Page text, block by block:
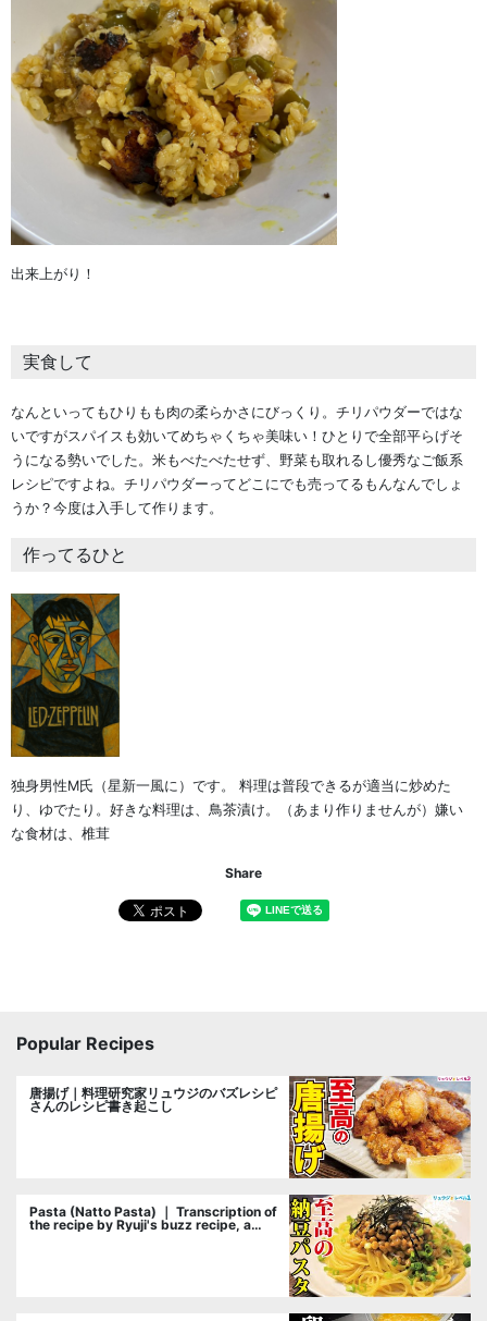
出来上がり！
実食して
なんといってもひりもも肉の柔らかさにびっくり。チリパウダーではな
いですがスパイスも効いてめちゃくちゃ美味い！ひとりで全部平らげそ
うになる勢いでした。米もべたべたせず、野菜も取れるし優秀なご飯系
レシピですよね。チリパウダーってどこにでも売ってるもんなんでしょ
うか？今度は入手して作ります。
作ってるひと
独身男性M氏（星新一風に）です。 料理は普段できるが適当に炒めた
り、ゆでたり。好きな料理は、鳥茶漬け。（あまり作りませんが）嫌い
な食材は、椎茸
Share
Popular Recipes
唐揚げ｜料理研究家リュウジのバズレシピ
さんのレシピ書き起こし
Pasta (Natto Pasta) ｜ Transcription of
the recipe by Ryuji's buzz recipe, a